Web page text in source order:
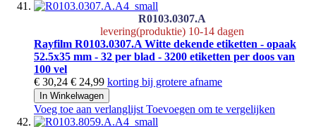
R0103.0307.A
levering(produktie) 10-14 dagen
Rayfilm R0103.0307.A Witte dekende etiketten - opaak
52.5x35 mm - 32 per blad - 3200 etiketten per doos van
100 vel
€ 30,24 € 24,99 korting bij grotere afname
In Winkelwagen
Voeg toe aan verlanglijst Toevoegen om te vergelijken